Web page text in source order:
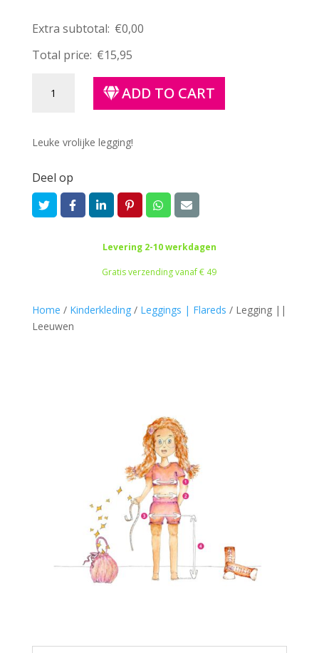
Extra subtotal: €0,00
Total price: €15,95
ADD TO CART
Leuke vrolijke legging!
Deel op
Levering 2-10 werkdagen
Gratis verzending vanaf € 49
Home / Kinderkleding/ Leggings | Flareds / Legging ||
Leeuwen